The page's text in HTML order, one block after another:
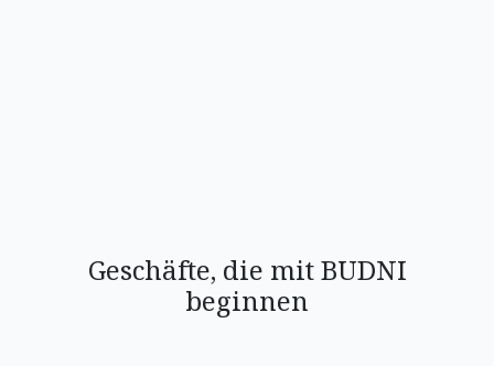
Geschäfte, die mit BUDNI
beginnen